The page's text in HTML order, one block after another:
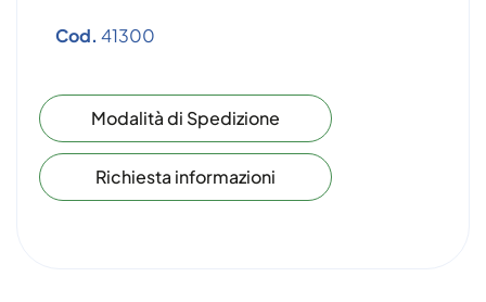
Cod. 41300
Modalità di Spedizione
Richiesta informazioni